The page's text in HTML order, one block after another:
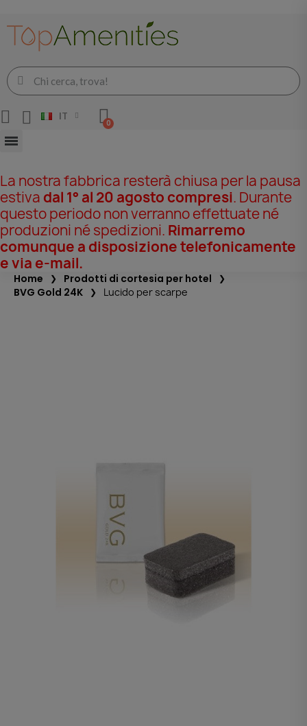
IT
La nostra fabbrica resterà chiusa per la pausa
estiva dal 1° al 20 agosto compresi. Durante
questo periodo non verranno effettuate né
produzioni né spedizioni. Rimarremo
comunque a disposizione telefonicamente
e via e-mail.
Home
Prodotti di cortesia per hotel
BVG Gold 24K
Lucido per scarpe